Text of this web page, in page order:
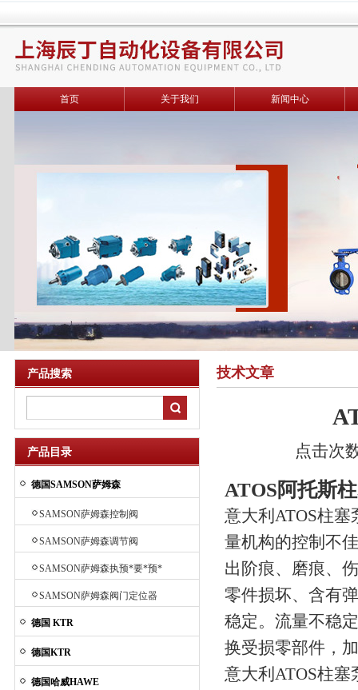
首页 关于我们 新闻中心
产品搜索
产品目录
德国SAMSON萨姆森
SAMSON萨姆森控制阀
SAMSON萨姆森调节阀
SAMSON萨姆森执预*要*预*
要*预*要*预*要*预*要*预先
进要先进行器
SAMSON萨姆森阀门定位器
德国 KTR
德国KTR
德国哈威HAWE
技术文章
点击次
ATOS阿托斯
意大利ATOS柱
量机构的控制不
出阶痕、磨痕、
零件损坏、含有
稳定。流量不稳
换受损零部件，
意大利ATOS柱